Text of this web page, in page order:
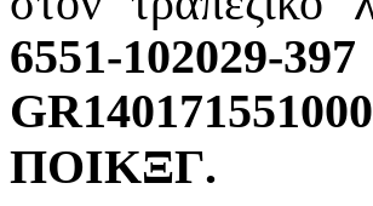
6551-102029-397
GR140171551000
ΠΟΙΚΞΓ.